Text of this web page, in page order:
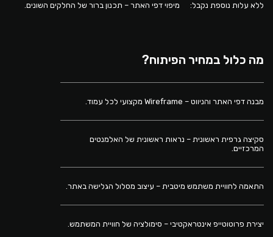
ללא עלות נוספת נקבל: מיפוי דפי האתר – תכנון ברור של החלקים השונים.
מה כלול במחיר הפיתוח?
מבנה דפי האתר והניווט – Wireframe מקצועי לכל עמוד.
סקיצה גרפית ראשונית – נראות ראשונית של האלמנטים
המרכזיים.
התאמה לחוויית משתמש מיטבית – עיצוב מסלול הגלישה באתר.
יצירת פרוטוטייפ אינטראקטיבי – סימולציה של חוויית המשתמש.